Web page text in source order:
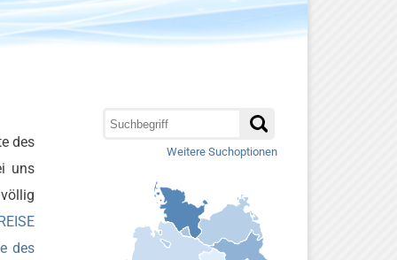
des
uns
des
Weitere Suchoptionen